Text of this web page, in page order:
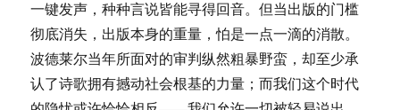
一键发声，种种言说皆能寻得回音。但当出版的门槛
彻底消失，出版本身的重量，怕是一点一滴的消散。
波德莱尔当年所面对的审判纵然粗暴野蛮，却至少承
认了诗歌拥有撼动社会根基的力量；而我们这个时代